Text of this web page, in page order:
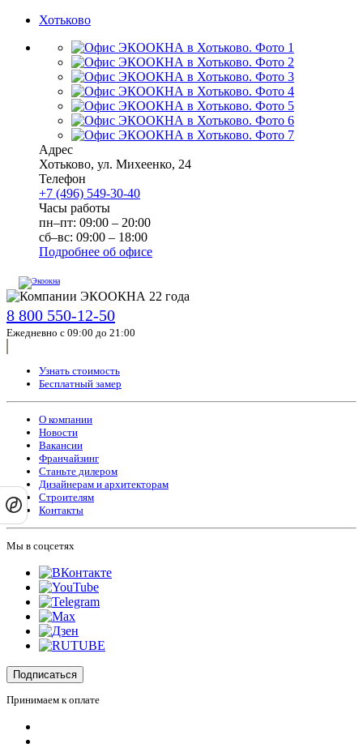
Хотьково
Адрес
Хотьково, ул. Михеенко, 24
Телефон
+7 (496) 549-30-40
Часы работы
пн–пт: 09:00 – 20:00
сб–вс: 09:00 – 18:00
Подробнее об офисе
8 800 550-12-50
Ежедневно с 09:00 до 21:00
Узнать стоимость
Бесплатный замер
О компании
Новости
Вакансии
Франчайзинг
Станьте дилером
Дизайнерам и архитекторам
Строителям
Контакты
Мы в соцсетях
Подписаться
Принимаем к оплате